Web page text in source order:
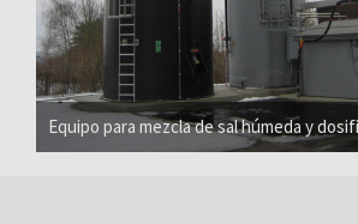
Equipo para mezcla de sal húmeda y